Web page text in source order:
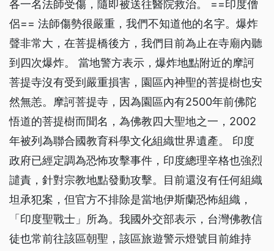
各一名法師受傷，隨即被送往醫院救治。 ==印度僧
侶== 法師傷勢很嚴重，我們不知道他的名字。爆炸
聲非常大，在菩提橋後方，我們目前為止在寺廟內聽
到四次爆炸。 當地警方表示，爆炸地點附近的摩訶
菩提寺沒有受到嚴重損害，園區內神聖的菩提樹也安
然無恙。摩訶菩提寺，因為園區內有2500年前佛陀
悟道的菩提樹而聞名，為佛教四大聖地之一，2002
年被列為聯合國教育科學文化組織世界遺產。 印度
政府已經定調為恐怖攻擊事件，印度總理辛格也強烈
譴責，針對宗教地點發動攻擊。目前還沒有任何組織
坦承犯案，但官方不排除是當地伊斯蘭恐怖組織，
「印度聖戰士」所為。我國外交部表示，台灣佛教信
徒也常前往該區朝聖，該區旅遊警示燈號目前維持